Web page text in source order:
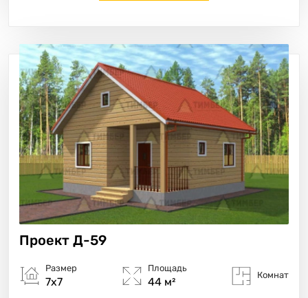
Проект Д-59
Размер
7х7
Площадь
44 м²
Комнат